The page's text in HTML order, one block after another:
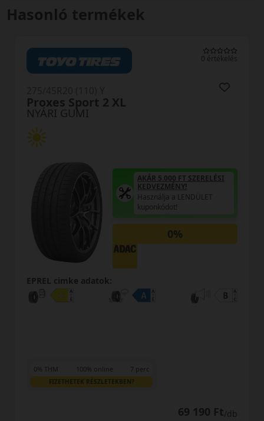
Hasonló termékek
0 értékelés
NYÁRI GUMI
DU71 RXMotion XL
AKÁR 5.000 FT SZERELÉSI
KEDVEZMÉNY!
Használja a LENDÜLET
kuponkódot!
EPREL cimke adatok:
0% THM 100% online
FIZETHETEK RÉSZLETEKBEN?
40 190 Ft